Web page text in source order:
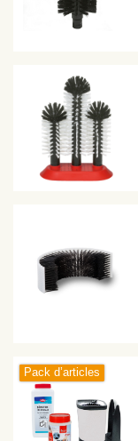
Pack d’articles